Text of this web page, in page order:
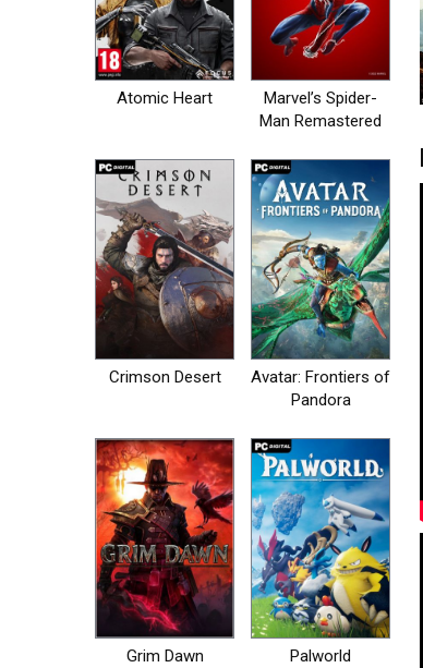
Atomic Heart
Marvel’s Spider-
Man Remastered
Crimson Desert
Avatar: Frontiers of
Pandora
Grim Dawn Palworld